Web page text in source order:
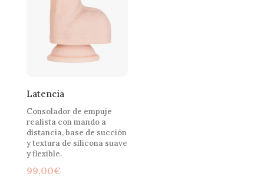
Latencia
Consolador de empuje
realista con mando a
distancia, base de succión
y textura de silicona suave
y flexible.
99,00€